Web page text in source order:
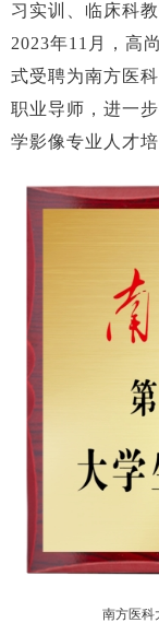
习实训、临床科
2023年11月，高
式受聘为南方医
职业导师，进一
学影像专业人才
南方医科